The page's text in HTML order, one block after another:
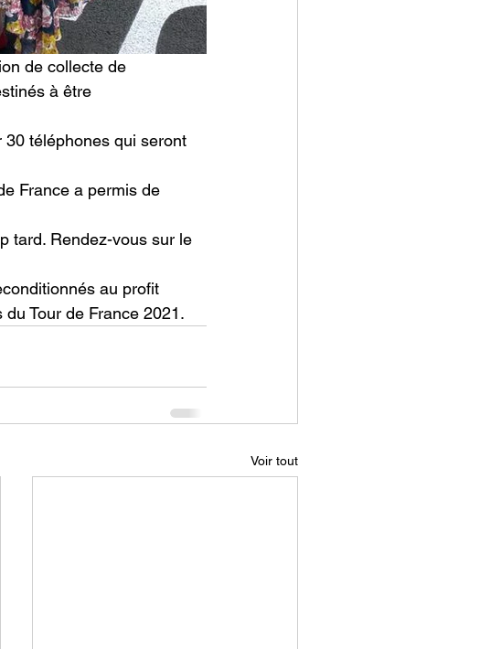
de collecte de
à être
téléphones qui seront
France a permis de
tard. Rendez-vous sur le
au profit
Tour de France 2021.
Voir tout